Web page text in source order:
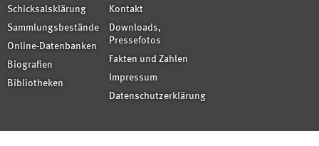
Schicksalsklärung
Sammlungsbestände
Online-Datenbanken
Biografien
Bibliotheken
Kontakt
Downloads,
Pressefotos
Fakten und Zahlen
Impressum
Datenschutzerklärung